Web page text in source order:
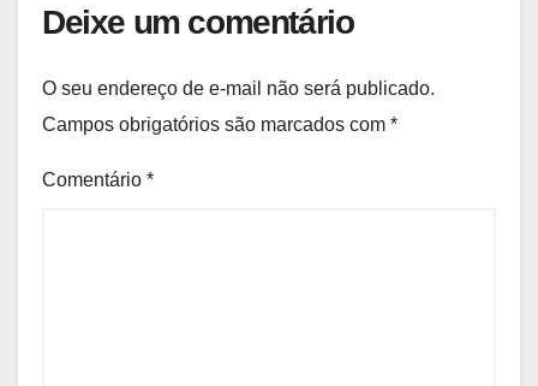
Deixe um comentário
O seu endereço de e-mail não será publicado.
Campos obrigatórios são marcados com *
Comentário *